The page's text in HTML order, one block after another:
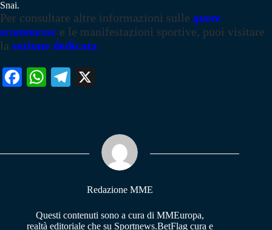
Snai.
Per consultare altre informazioni sulle quote
scommesse e le manifestazioni sportive, puoi visitare
la sezione dedicata
Fa W
pp
Te
m
Redazione MME
Questi contenuti sono a cura di MMEuropa,
realtà editoriale che su Sportnews.BetFlag cura e